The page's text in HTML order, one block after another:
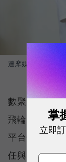
達摩媒體暨影領國
數聚集團品
飛輪的運作
平台快速媒
任與市場討論
掌
立即